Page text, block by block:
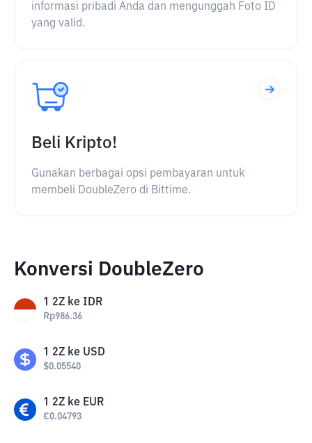
informasi pribadi Anda dan mengunggah Foto ID
yang valid.
Beli Kripto!
Gunakan berbagai opsi pembayaran untuk
membeli DoubleZero di Bittime.
Konversi DoubleZero
1 2Z ke IDR
Rp986.36
1 2Z ke USD
$0.05540
1 2Z ke EUR
€0.04793